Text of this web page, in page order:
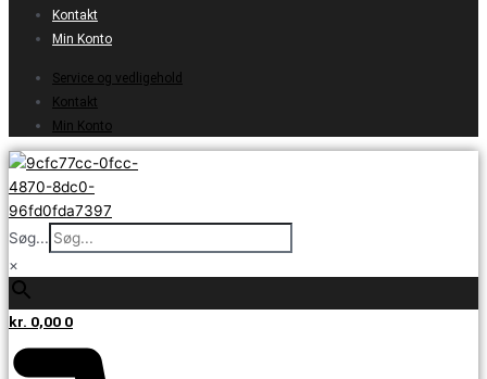
Kontakt
Min Konto
Service og vedligehold
Kontakt
Min Konto
Søg...
×
kr. 0,00 0